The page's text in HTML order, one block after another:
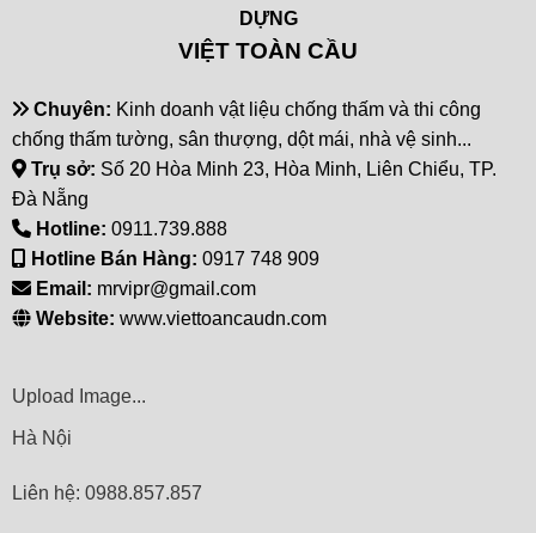
DỰNG
VIỆT TOÀN CẦU
Chuyên: Kinh doanh vật liệu chống thấm và thi công
chống thấm tường, sân thượng, dột mái, nhà vệ sinh...
Trụ sở: Số 20 Hòa Minh 23, Hòa Minh, Liên Chiểu, TP.
Đà Nẵng
Hotline: 0911.739.888
Hotline Bán Hàng: 0917 748 909
Email: mrvipr@gmail.com
Website: www.viettoancaudn.com
Upload Image...
Hà Nội
Liên hệ: 0988.857.857